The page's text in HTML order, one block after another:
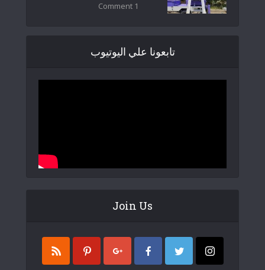
1 Comment
تابعونا علي اليوتيوب
Join Us